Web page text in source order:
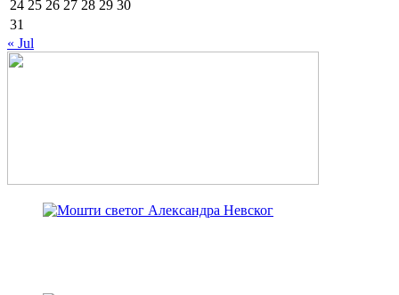
24 25 26 27 28 29 30
31
« Jul